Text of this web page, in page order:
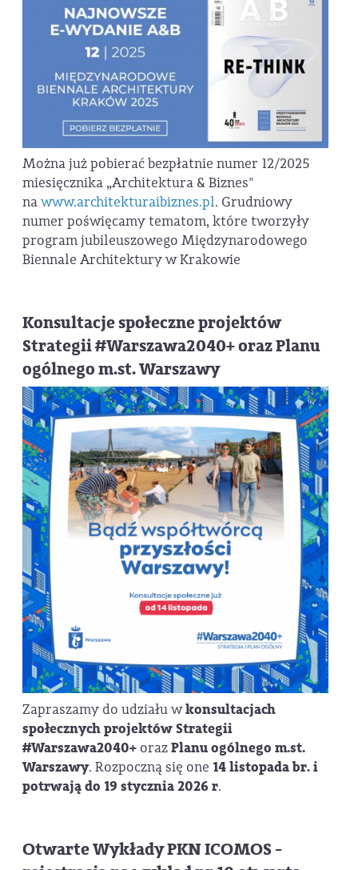
Można już pobierać bezpłatnie numer 12/2025
miesięcznika „Architektura & Biznes"
nawww.architekturaibiznes.pl. Grudniowy
numer poświęcamy tematom, które tworzyły
program jubileuszowego Międzynarodowego
Biennale Architektury w Krakowie
Konsultacje społeczne projektów
Strategii #Warszawa2040+ oraz Planu
ogólnego m.st. Warszawy
Zapraszamy do udziału wkonsultacjach
społecznych projektów Strategii
#Warszawa2040+ orazPlanu ogólnego m.st.
Warszawy. Rozpoczną się one 14 listopada br. i
potrwają do 19 stycznia 2026 r.
Otwarte Wykłady PKN ICOMOS -